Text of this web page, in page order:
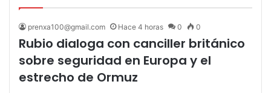
prenxa100@gmail.com Hace 4 horas 0 0
Rubio dialoga con canciller británico
sobre seguridad en Europa y el
estrecho de Ormuz